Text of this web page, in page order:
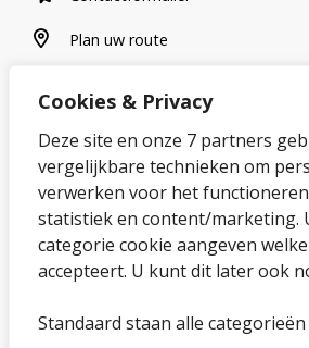
Cookies & Privacy
Deze site en onze 7 partners
vergelijkbare technieken om
verwerken voor het
statistiek en content/marketing.
categorie cookie aangeven
accepteert. U kunt dit later ook
Standaard staan alle
plan uw route
Plan uw route
Over onze website
Sitemap
Privacybeleid en cookies
Cookies wijzigen